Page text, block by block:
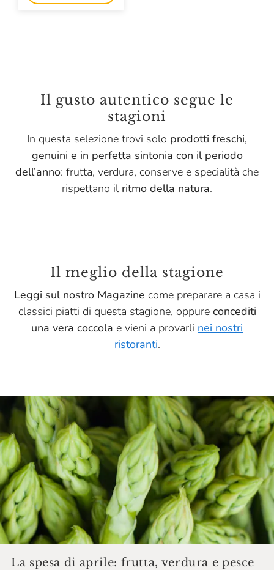
Il gusto autentico segue le
stagioni
In questa selezione trovi solo prodotti freschi,
genuini e in perfetta sintonia con il periodo
dell’anno: frutta, verdura, conserve e specialità che
rispettano il ritmo della natura.
Il meglio della stagione
Leggi sul nostro Magazine come preparare a casa i
classici piatti di questa stagione, oppure concediti
una vera coccola e vieni a provarli nei nostri
ristoranti.
La spesa di aprile: frutta, verdura e pesce